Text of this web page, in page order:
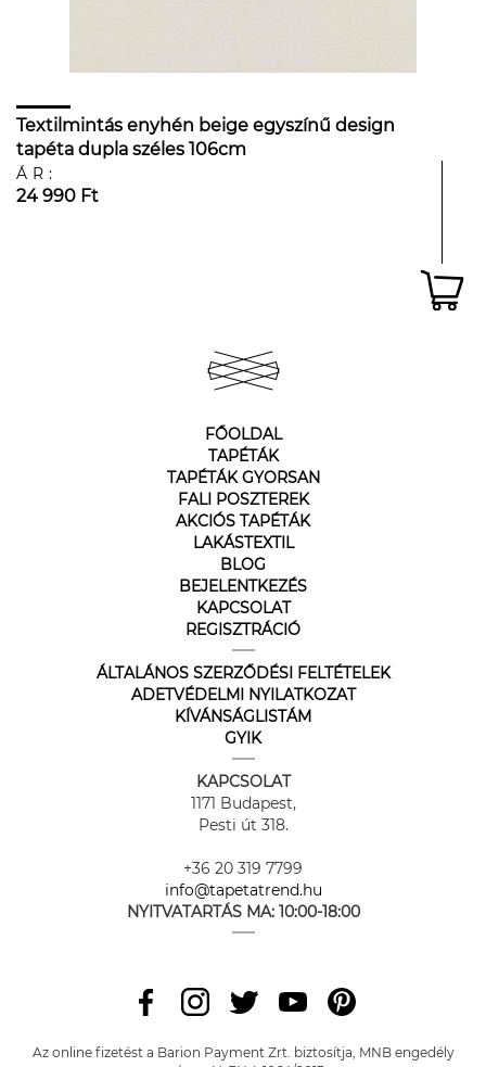
Textilmintás enyhén beige egyszínű design
tapéta dupla széles 106cm
ÁR:
24 990 Ft
FŐOLDAL
TAPÉTÁK
TAPÉTÁK GYORSAN
FALI POSZTEREK
AKCIÓS TAPÉTÁK
LAKÁSTEXTIL
BLOG
BEJELENTKEZÉS
KAPCSOLAT
REGISZTRÁCIÓ
ÁLTALÁNOS SZERZŐDÉSI FELTÉTELEK
ADETVÉDELMI NYILATKOZAT
KÍVÁNSÁGLISTÁM
GYIK
KAPCSOLAT
1171 Budapest,
Pesti út 318.
+36 20 319 7799
info@tapetatrend.hu
NYITVATARTÁS MA: 10:00-18:00
Az online fizetést a Barion Payment Zrt. biztosítja, MNB engedély